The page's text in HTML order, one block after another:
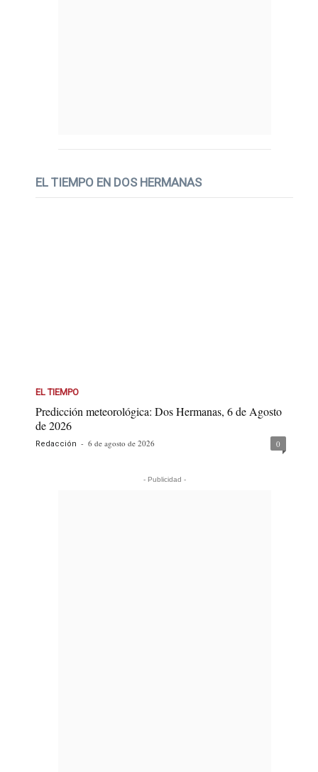
EL TIEMPO EN DOS HERMANAS
EL TIEMPO
Predicción meteorológica: Dos Hermanas, 6 de Agosto
de 2026
Redacción - 6 de agosto de 2026 0
- Publicidad -